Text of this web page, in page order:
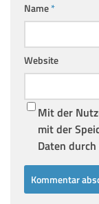
Name*
Website
Mit der
mit der
Daten